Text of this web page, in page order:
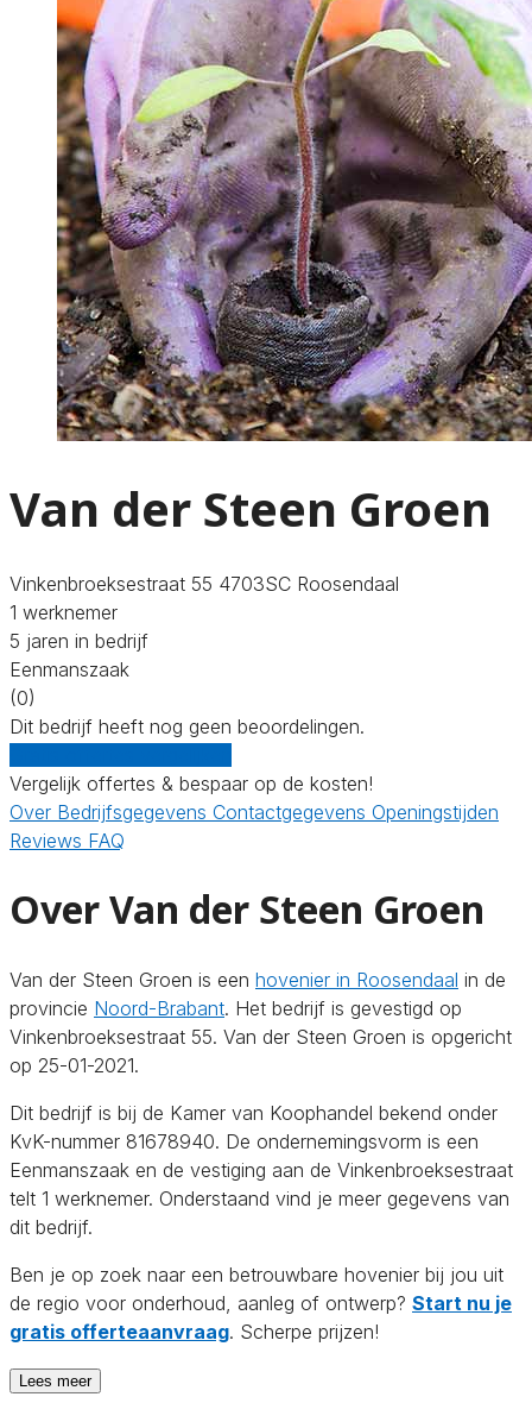
Van der Steen Groen
Vinkenbroeksestraat 55 4703SC Roosendaal
1 werknemer
5 jaren in bedrijf
Eenmanszaak
(0)
Dit bedrijf heeft nog geen beoordelingen.
Vergelijk offertes & bespaar op de kosten!
Over Bedrijfsgegevens Contactgegevens Openingstijden
Reviews FAQ
Over Van der Steen Groen
Van der Steen Groen is een hovenier in Roosendaal in de
provincie Noord-Brabant. Het bedrijf is gevestigd op
Vinkenbroeksestraat 55. Van der Steen Groen is opgericht
op 25-01-2021.
Dit bedrijf is bij de Kamer van Koophandel bekend onder
KvK-nummer 81678940. De ondernemingsvorm is een
Eenmanszaak en de vestiging aan de Vinkenbroeksestraat
telt 1 werknemer. Onderstaand vind je meer gegevens van
dit bedrijf.
Ben je op zoek naar een betrouwbare hovenier bij jou uit
de regio voor onderhoud, aanleg of ontwerp? Start nu je
gratis offerteaanvraag. Scherpe prijzen!
Lees meer